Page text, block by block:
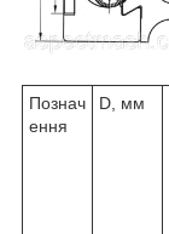
Познач
ення
D, мм